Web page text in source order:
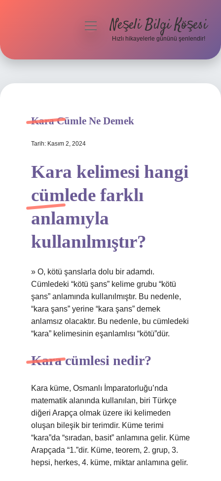
Hakkımızda
menüyüNeşeli Bilgi Köşesi
Hızlı hikayelerle gününü şenlendir!
Kara Cümle Ne Demek
Tarih: Kasım 2, 2024
Kara kelimesi hangi
cümlede farklı
anlamıyla
kullanılmıştır?
» O, kötü şanslarla dolu bir adamdı.
Cümledeki “kötü şans” kelime grubu “kötü
şans” anlamında kullanılmıştır. Bu nedenle,
“kara şans” yerine “kara şans” demek
anlamsız olacaktır. Bu nedenle, bu cümledeki
“kara” kelimesinin eşanlamlısı “kötü”dür.
Kara cümlesi nedir?
Kara küme, Osmanlı İmparatorluğu’nda
matematik alanında kullanılan, biri Türkçe
diğeri Arapça olmak üzere iki kelimeden
oluşan bileşik bir terimdir. Küme terimi
“kara”da “sıradan, basit” anlamına gelir. Küme
Arapçada “1.”dir. Küme, teorem, 2. grup, 3.
hepsi, herkes, 4. küme, miktar anlamına gelir.